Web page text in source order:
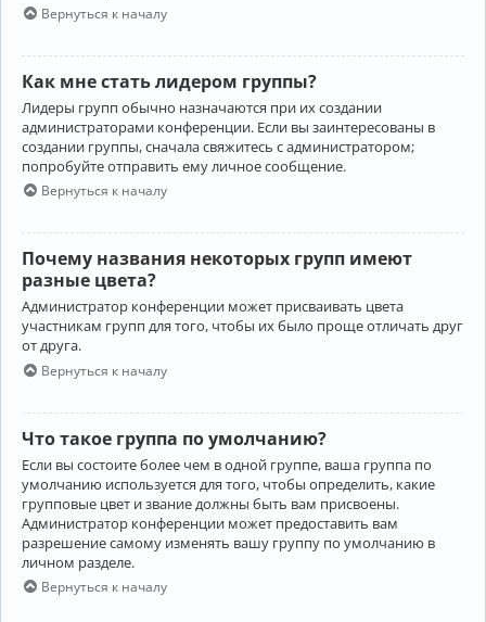
Вернуться к началу
Как мне стать лидером группы?
Лидеры групп обычно назначаются при их создании
администраторами конференции. Если вы заинтересованы в
создании группы, сначала свяжитесь с администратором;
попробуйте отправить ему личное сообщение.
Вернуться к началу
Почему названия некоторых групп имеют
разные цвета?
Администратор конференции может присваивать цвета
участникам групп для того, чтобы их было проще отличать друг
от друга.
Вернуться к началу
Что такое группа по умолчанию?
Если вы состоите более чем в одной группе, ваша группа по
умолчанию используется для того, чтобы определить, какие
групповые цвет и звание должны быть вам присвоены.
Администратор конференции может предоставить вам
разрешение самому изменять вашу группу по умолчанию в
личном разделе.
Вернуться к началу